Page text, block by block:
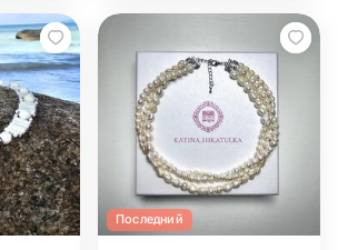
Последний